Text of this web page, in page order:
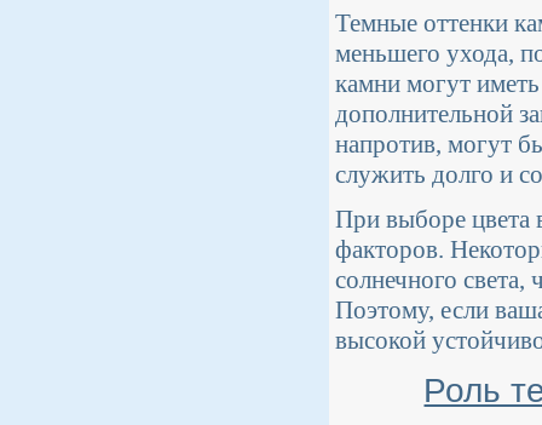
Темные оттенки
меньшего ухода,
камни могут
дополнительной
напротив, могут
служить долго и
При выборе цвета
факторов.
солнечного
Поэтому, если
высокой
Роль